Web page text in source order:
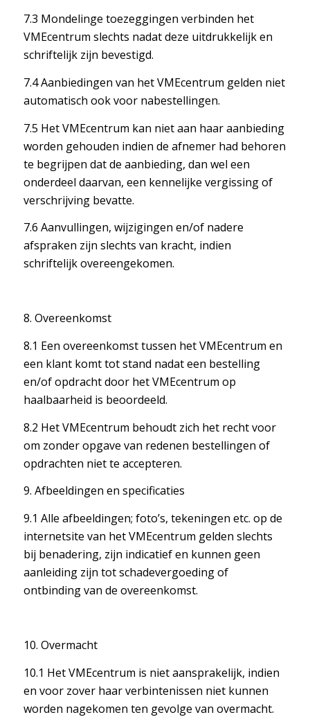
7.3 Mondelinge toezeggingen verbinden het
VMEcentrum slechts nadat deze uitdrukkelijk en
schriftelijk zijn bevestigd.
7.4 Aanbiedingen van het VMEcentrum gelden niet
automatisch ook voor nabestellingen.
7.5 Het VMEcentrum kan niet aan haar aanbieding
worden gehouden indien de afnemer had behoren
te begrijpen dat de aanbieding, dan wel een
onderdeel daarvan, een kennelijke vergissing of
verschrijving bevatte.
7.6 Aanvullingen, wijzigingen en/of nadere
afspraken zijn slechts van kracht, indien
schriftelijk overeengekomen.
8. Overeenkomst
8.1 Een overeenkomst tussen het VMEcentrum en
een klant komt tot stand nadat een bestelling
en/of opdracht door het VMEcentrum op
haalbaarheid is beoordeeld.
8.2 Het VMEcentrum behoudt zich het recht voor
om zonder opgave van redenen bestellingen of
opdrachten niet te accepteren.
9. Afbeeldingen en specificaties
9.1 Alle afbeeldingen; foto’s, tekeningen etc. op de
internetsite van het VMEcentrum gelden slechts
bij benadering, zijn indicatief en kunnen geen
aanleiding zijn tot schadevergoeding of
ontbinding van de overeenkomst.
10. Overmacht
10.1 Het VMEcentrum is niet aansprakelijk, indien
en voor zover haar verbintenissen niet kunnen
worden nagekomen ten gevolge van overmacht.